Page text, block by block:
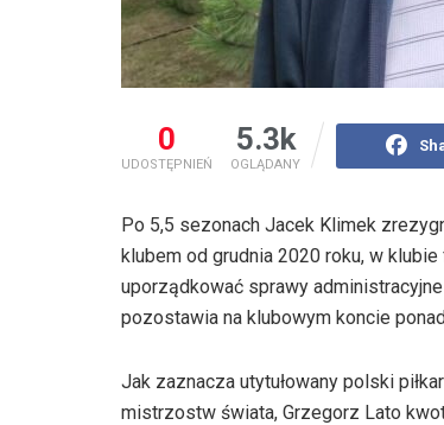
0
UDOSTĘPNIEŃ
5.3k
OGLĄDANY
Po 5,5 sezonach Jacek Klimek
klubem od grudnia 2020 roku, w
uporządkować sprawy
pozostawia na klubowym koncie
Jak zaznacza utytułowany polski
mistrzostw świata, Grzegorz Lato